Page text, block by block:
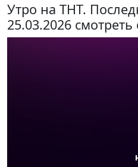
Утро на ТНТ.
25.03.2026